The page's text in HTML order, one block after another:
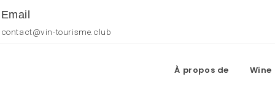
Email
contact@vin-tourisme.club
À propos de